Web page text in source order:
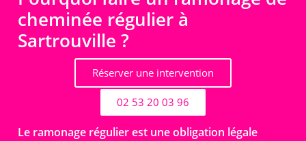
cheminée régulier à
Sartrouville ?
Réserver une intervention
02 53 20 03 96
Le ramonage régulier est une obligation légale